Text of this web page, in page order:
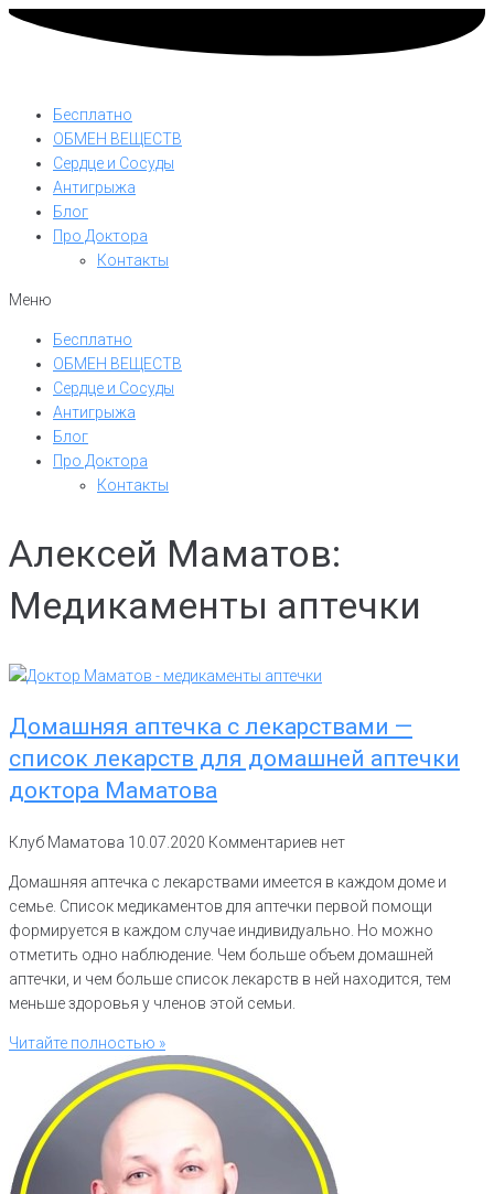
Бесплатно
ОБМЕН ВЕЩЕСТВ
Сердце и Сосуды
Антигрыжа
Блог
Про Доктора
Контакты
Меню
Бесплатно
ОБМЕН ВЕЩЕСТВ
Сердце и Сосуды
Антигрыжа
Блог
Про Доктора
Контакты
Алексей Маматов:
Медикаменты аптечки
Домашняя аптечка с лекарствами —
список лекарств для домашней аптечки
доктора Маматова
Клуб Маматова 10.07.2020 Комментариев нет
Домашняя аптечка с лекарствами имеется в каждом доме и
семье. Список медикаментов для аптечки первой помощи
формируется в каждом случае индивидуально. Но можно
отметить одно наблюдение. Чем больше объем домашней
аптечки, и чем больше список лекарств в ней находится, тем
меньше здоровья у членов этой семьи.
Читайте полностью »